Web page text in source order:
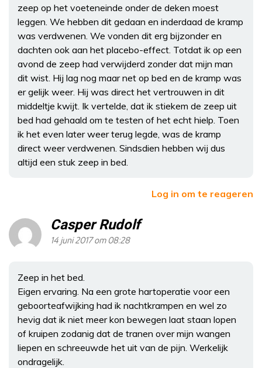
zeep op het voeteneinde onder de deken moest
leggen. We hebben dit gedaan en inderdaad de kramp
was verdwenen. We vonden dit erg bijzonder en
dachten ook aan het placebo-effect. Totdat ik op een
avond de zeep had verwijderd zonder dat mijn man
dit wist. Hij lag nog maar net op bed en de kramp was
er gelijk weer. Hij was direct het vertrouwen in dit
middeltje kwijt. Ik vertelde, dat ik stiekem de zeep uit
bed had gehaald om te testen of het echt hielp. Toen
ik het even later weer terug legde, was de kramp
direct weer verdwenen. Sindsdien hebben wij dus
altijd een stuk zeep in bed.
Log in om te reageren
Casper Rudolf
14 juni 2017 om 08:28
Zeep in het bed.
Eigen ervaring. Na een grote hartoperatie voor een
geboorteafwijking had ik nachtkrampen en wel zo
hevig dat ik niet meer kon bewegen laat staan lopen
of kruipen zodanig dat de tranen over mijn wangen
liepen en schreeuwde het uit van de pijn. Werkelijk
ondragelijk.